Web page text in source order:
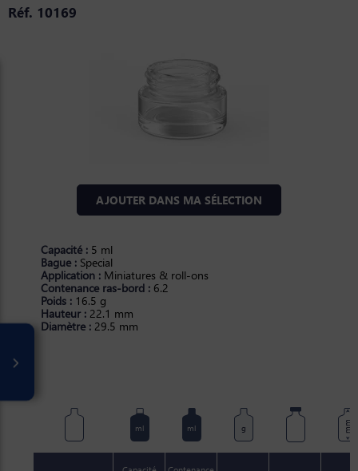
Réf. 10169
AJOUTER DANS MA SÉLECTION
Capacité : 5 ml
Bague : Special
Application : Miniatures & roll-ons
Contenance ras-bord : 6.2
Poids : 16.5 g
Hauteur : 22.1 mm
Diamètre : 29.5 mm
ml ml g mm